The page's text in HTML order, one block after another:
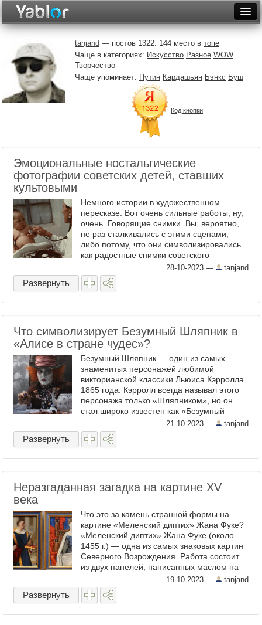
Неделя
Месяц
Рейтинги
Архив
Видеотоп
tanjand — постов 1322. 144 место в топе
Чаще в категориях: Искусство Разное WOW
Творчество
Чаще упоминает: Путин Кардашьян Бэнкс Буш
Код кнопки
Эмоциональные ностальгические
фотографии советских детей, ставших
культовыми
Немного истории в художественном
пересказе. Вот очень сильные работы, ну,
очень. Говорящие снимки. Вы, вероятно,
не раз сталкивались с этими сценами,
либо потому, что они символизировались
как радостные снимки советского
воспитания, либо из-за их явной
эмоциональной ...
28-10-2023 — tanjand
Развернуть
Что символизирует Безумный Шляпник в
«Алисе в стране чудес»?
Безумный Шляпник — один из самых
знаменитых персонажей любимой
викторианской классики Льюиса Кэрролла
1865 года. Кэрролл всегда называл этого
персонажа только «Шляпником», но он
стал широко известен как «Безумный
Шляпник» - за эксцентричное поведение, и
за иллюстрации ...
21-10-2023 — tanjand
Развернуть
Неразгаданная загадка на картине XV
века
Что это за камень странной формы на
картине «Меленский диптих» Жана Фуке?
«Меленский диптих» Жана Фуке (около
1455 г.) — одна из самых знаковых картин
Северного Возрождения. Работа состоит
из двух панелей, написанных маслом на
дереве: на одной изображено тревожное
...
19-10-2023 — tanjand
Развернуть